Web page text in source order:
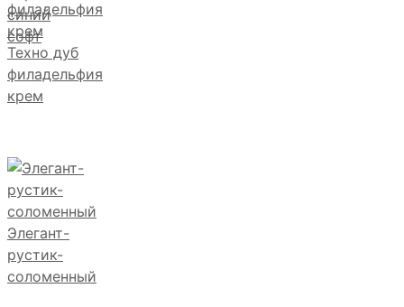
синий
софт
Техно дуб
филадельфия
крем
Элегант-
рустик-
соломенный